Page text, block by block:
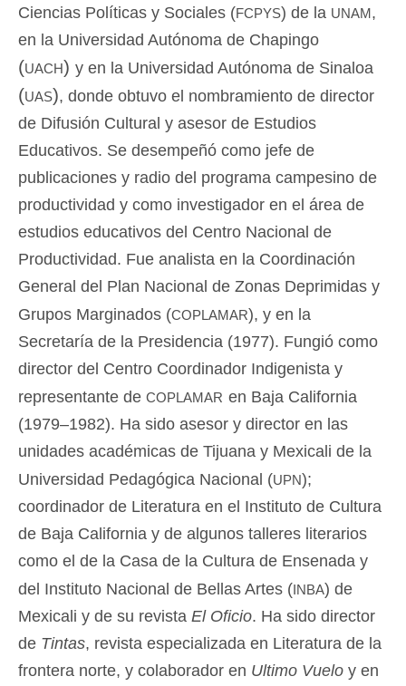
Ciencias Políticas y Sociales (fcpys) de la unam,
en la Universidad Autónoma de Chapingo
(uach) y en la Universidad Autónoma de Sinaloa
(uas), donde obtuvo el nombramiento de director
de Difusión Cultural y asesor de Estudios
Educativos. Se desempeñó como jefe de
publicaciones y radio del programa campesino de
productividad y como investigador en el área de
estudios educativos del Centro Nacional de
Productividad. Fue analista en la Coordinación
General del Plan Nacional de Zonas Deprimidas y
Grupos Marginados (coplamar), y en la
Secretaría de la Presidencia (1977). Fungió como
director del Centro Coordinador Indigenista y
representante de coplamar en Baja California
(1979–1982). Ha sido asesor y director en las
unidades académicas de Tijuana y Mexicali de la
Universidad Pedagógica Nacional (upn);
coordinador de Literatura en el Instituto de Cultura
de Baja California y de algunos talleres literarios
como el de la Casa de la Cultura de Ensenada y
del Instituto Nacional de Bellas Artes (inba) de
Mexicali y de su revista El Oficio. Ha sido director
de Tintas, revista especializada en Literatura de la
frontera norte, y colaborador en Ultimo Vuelo y en